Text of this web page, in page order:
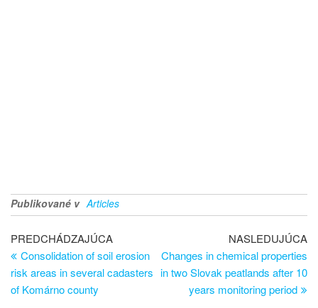
Publikované v Articles
PREDCHÁDZAJÚCA
Consolidation of soil erosion
risk areas in several cadasters
of Komárno county
NASLEDUJÚCA
Changes in chemical properties
in two Slovak peatlands after 10
years monitoring period